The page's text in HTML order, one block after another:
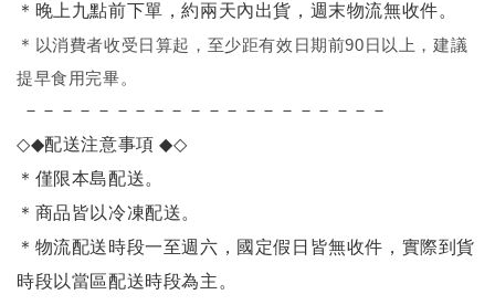
＊晚上九點前下單，約兩天內出貨，週末物流無收件。
＊ 以消費者收受日算起，至少距有效日期前90日以上，建議
提早食用完畢。
－－－－－－－－－－－－－－－－－－－－
◇◆配送注意事項◆◇
＊僅限本島配送。
＊商品皆以冷凍配送。
＊物流配送時段一至週六，國定假日皆無收件，實際到貨
時段以當區配送時段為主。